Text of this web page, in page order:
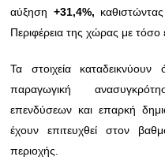
αύξηση +31,4%,
Περιφέρεια της χώρας με τόσο
Τα στοιχεία
παραγωγική
επενδύσεων και επαρκή
έχουν επιτευχθεί στον
περιοχής.